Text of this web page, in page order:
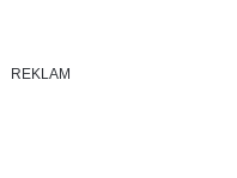
REKLAM